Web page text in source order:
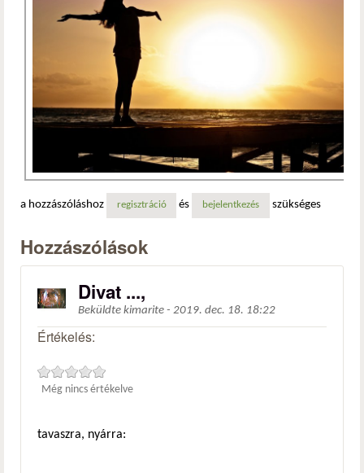
a hozzászóláshoz regisztráció és bejelentkezés szükséges
Hozzászólások
Divat ...,
Beküldte kimarite - 2019. dec. 18. 18:22
Értékelés:
Még nincs értékelve
tavaszra, nyárra: